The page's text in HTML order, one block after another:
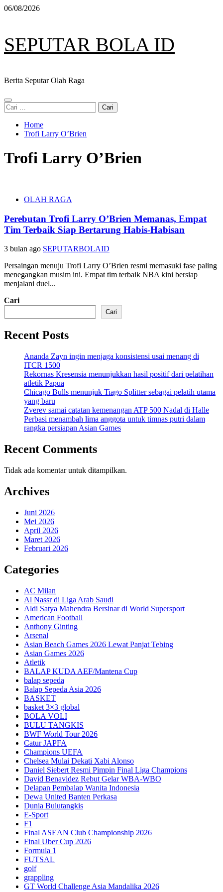
Skip
06/08/2026
SEPUTAR BOLA ID
Berita Seputar Olah Raga
Primary
Menu
Cari
untuk:
Home
Trofi Larry O’Brien
Trofi Larry O’Brien
OLAH RAGA
Perebutan Trofi Larry O’Brien Memanas, Empat
Tim Terbaik Siap Bertarung Habis-Habisan
3 bulan ago SEPUTARBOLAID
Persaingan menuju Trofi Larry O’Brien resmi memasuki fase paling
menegangkan musim ini. Empat tim terbaik NBA kini bersiap
menjalani duel...
Cari
Cari
Recent Posts
Ananda Zayn ingin menjaga konsistensi usai menang di
ITCR 1500
Rekornas Kresensia menunjukkan hasil positif dari pelatihan
atletik Papua
Chicago Bulls menunjuk Tiago Splitter sebagai pelatih utama
yang baru
Zverev samai catatan kemenangan ATP 500 Nadal di Halle
Perbasi menambah lima anggota untuk timnas putri dalam
rangka persiapan Asian Games
Recent Comments
Tidak ada komentar untuk ditampilkan.
Archives
Juni 2026
Mei 2026
April 2026
Maret 2026
Februari 2026
Categories
AC Milan
Al Nassr di Liga Arab Saudi
Aldi Satya Mahendra Bersinar di World Supersport
American Football
Anthony Ginting
Arsenal
Asian Beach Games 2026 Lewat Panjat Tebing
Asian Games 2026
Atletik
BALAP KUDA AEF/Mantena Cup
balap sepeda
Balap Sepeda Asia 2026
BASKET
basket 3×3 global
BOLA VOLI
BULU TANGKIS
BWF World Tour 2026
Catur JAPFA
Champions UEFA
Chelsea Mulai Dekati Xabi Alonso
Daniel Siebert Resmi Pimpin Final Liga Champions
David Benavidez Rebut Gelar WBA-WBO
Delapan Pembalap Wanita Indonesia
Dewa United Banten Perkasa
Dunia Bulutangkis
E-Sport
F1
Final ASEAN Club Championship 2026
Final Uber Cup 2026
Formula 1
FUTSAL
golf
grappling
GT World Challenge Asia Mandalika 2026